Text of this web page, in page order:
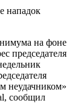
на фоне
председателя
неудачником»
сообщил